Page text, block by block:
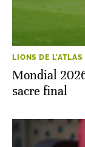
LIONS DE L'ATLAS
Mondial
sacre final